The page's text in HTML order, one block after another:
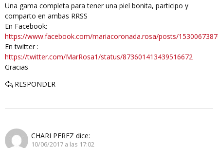
Una gama completa para tener una piel bonita, participo y
comparto en ambas RRSS
En Facebook:
https://www.facebook.com/mariacoronada.rosa/posts/
En twitter :
https://twitter.com/MarRosa1/status/873601413439516672
Gracias
RESPONDER
CHARI PEREZ dice:
10/06/2017 a las 17:02